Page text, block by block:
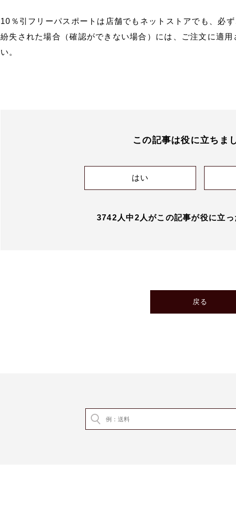
10％引フリーパスポートは店舗でもネットストアでも、必
紛失された場合（確認ができない場合）には、ご注文に適
い。
この記事は役に立ちま
はい
3742人中2人がこの記事が役に立
戻る